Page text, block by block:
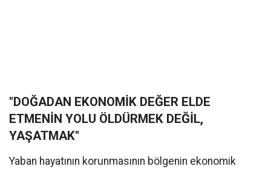
"DOĞADAN EKONOMİK DEĞER ELDE
ETMENİN YOLU ÖLDÜRMEK DEĞİL,
YAŞATMAK"
Yaban hayatının korunmasının bölgenin ekonomik